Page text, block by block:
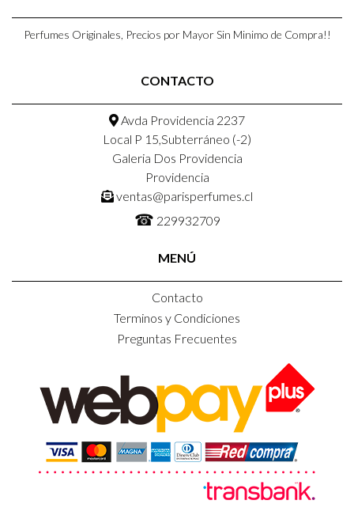
Perfumes Originales, Precios por Mayor Sin Minimo de Compra!!
CONTACTO
Avda Providencia 2237
Local P 15,Subterráneo (-2)
Galeria Dos Providencia
Providencia
ventas@parisperfumes.cl
☎ 229932709
MENÚ
Contacto
Terminos y Condiciones
Preguntas Frecuentes